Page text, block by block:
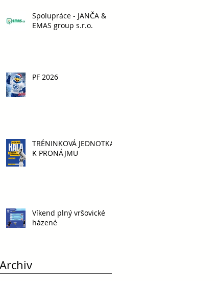
Spolupráce - JANČA &
EMAS group s.r.o.
PF 2026
TRÉNINKOVÁ JEDNOTKA
K PRONÁJMU
Víkend plný vršovické
házené
Archiv